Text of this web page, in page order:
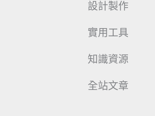
設計製作
實用工具
知識資源
全站文章